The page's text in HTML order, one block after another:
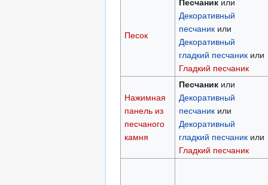
Песок
Песчаникили
Декоративный
песчаникили
Декоративный
гладкий песчаникили
Гладкий песчаник
Нажимная
панель из
песчаного
камня
Песчаникили
Декоративный
песчаникили
Декоративный
гладкий песчаникили
Гладкий песчаник